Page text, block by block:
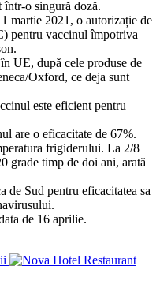
într-o singură doză.
martie 2021, o autorizație de
pentru vaccinul împotriva
UE, după cele produse de
Oxford, ce deja sunt
este eficient pentru
are o eficacitate de 67%.
frigiderului. La 2/8
grade timp de doi ani, arată
de Sud pentru eficacitatea sa
de 16 aprilie.